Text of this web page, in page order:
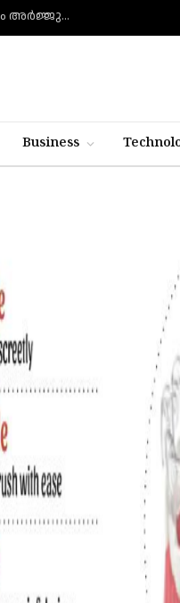
മുട്ടിന് വെടിവെച്ചാലും മുട്ടുകുത്തില്ല, ചത്താലും ഭയപ്പാടില്ല- വെല്ലുവിളിച്ച് വീണ്ടും അർജ്ജുൻ ആയങ്കി
Business